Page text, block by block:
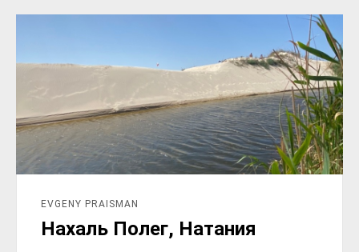
EVGENY PRAISMAN
Нахаль Полег, Натания